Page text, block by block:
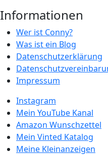
Informationen
Wer ist Conny?
Was ist ein Blog
Datenschutzerklärung
Impressum
Instagram
Mein YouTube Kanal
Amazon Wunschzettel
Mein Vinted Katalog
Meine Kleinanzeigen